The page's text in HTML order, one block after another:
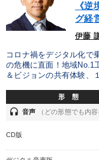
《
グ経
伊藤
コロナ禍をデジタル化で
の危機に直面！地域No.1
＆ビジョンの共有体験、
形 態
headset 音声 （どの形態でも内
CD版